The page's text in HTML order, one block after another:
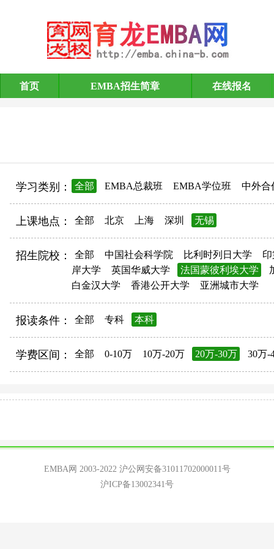
EMBA招生简章
首页 EMBA招生简章 在线报名
学习类别： 全部 EMBA总裁班 EMBA学位班 中外合
上课地点： 全部 北京 上海 深圳 无锡
招生院校： 全部 中国社会科学院 比利时列日大学
岸大学
英国华威大学 法国蒙彼利埃大学
白金汉大学
香港公开大学 亚洲城市大学
报读条件： 全部 专科 本科
学费区间： 全部 0-10万 10万-20万 20万-30万 30万-
EMBA网 2003-2022 沪公网安备31011702000011号
沪ICP备13002341号